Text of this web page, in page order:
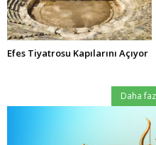
Efes Tiyatrosu Kapılarını Açıyor
Daha